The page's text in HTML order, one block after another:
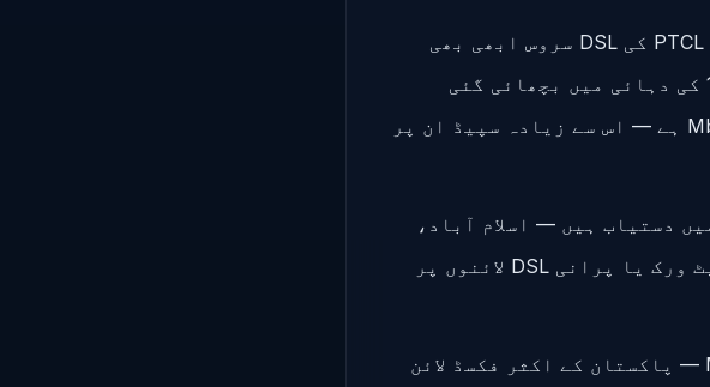
پاکستان کا بڑا مسئلہ "لاسٹ مائل" انفراسٹرکچر ہے۔ PTCL کی DSL سروس ابھی بھی
پرانے تانبے (copper) کی تاروں پر چل رہی ہے جو 1990 کی دہائی میں بچھائی گئی
تھیں۔ ان تاروں کی زیادہ سے زیادہ گنجائش 15-20 Mbps ہے — اس سے زیادہ سپیڈ ان پر
دستیاب ہیں — اسلام آباد،
لاہور، کراچی کے کچھ حصوں میں۔ باقی ملک وائرلیس نیٹ ورک یا پرانی DSL لائنوں پر
زیادہ سے زیادہ 15-20 Mbps — پاکستان کے اکثر فکسڈ لائن